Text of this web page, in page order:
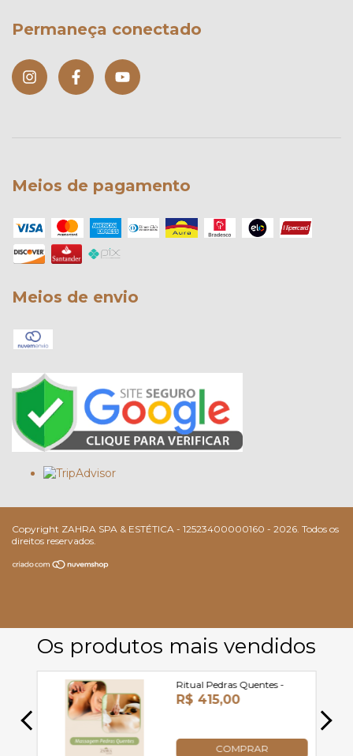
Permaneça conectado
Meios de pagamento
Meios de envio
Copyright ZAHRA SPA & ESTÉTICA - 12523400000160 - 2026. Todos os
direitos reservados.